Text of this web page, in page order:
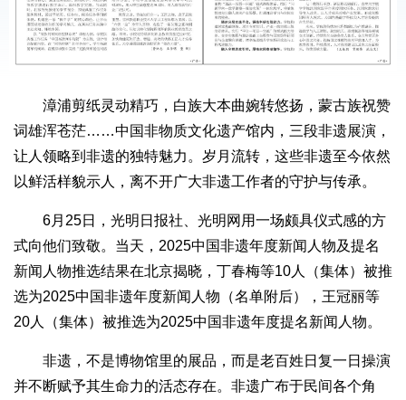
漳浦剪纸灵动精巧，白族大本曲婉转悠扬，蒙古族祝赞
词雄浑苍茫……中国非物质文化遗产馆内，三段非遗展演，
让人领略到非遗的独特魅力。岁月流转，这些非遗至今依然
以鲜活样貌示人，离不开广大非遗工作者的守护与传承。
6月25日，光明日报社、光明网用一场颇具仪式感的方
式向他们致敬。当天，2025中国非遗年度新闻人物及提名
新闻人物推选结果在北京揭晓，丁春梅等10人（集体）被推
选为2025中国非遗年度新闻人物（名单附后），王冠丽等
20人（集体）被推选为2025中国非遗年度提名新闻人物。
非遗，不是博物馆里的展品，而是老百姓日复一日操演
并不断赋予其生命力的活态存在。非遗广布于民间各个角